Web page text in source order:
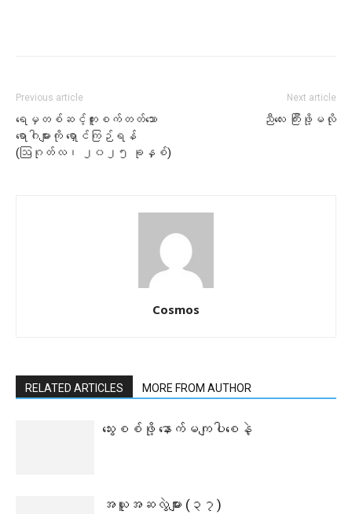
Previous article
ရေမှတစ်ဆင့်ကူးစက်တတ်သော
ရောဂါများကို ရှောင်ကြဉ်ရန်
(ဩဂုတ်လ၊ ၂၀၂၅ ခုနှစ်)
Next article
ညီလေး ကြီးဖို့မလို
Cosmos
RELATED ARTICLES MORE FROM AUTHOR
သွေးစစ်ဖို့ နောက်မကျပါစေနဲ့
အယူအဆလွဲများ (၃၇)